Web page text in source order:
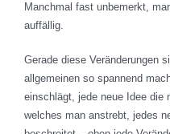
Manchmal fast unbemerkt,
auffällig.
Gerade diese Veränderungen
allgemeinen so spannend
einschlägt, jede neue Idee die
welches man anstrebt, jedes